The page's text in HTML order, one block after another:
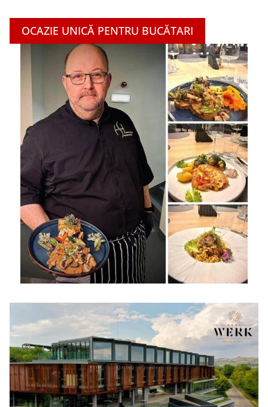
OCAZIE UNICĂ PENTRU BUCĂTARI